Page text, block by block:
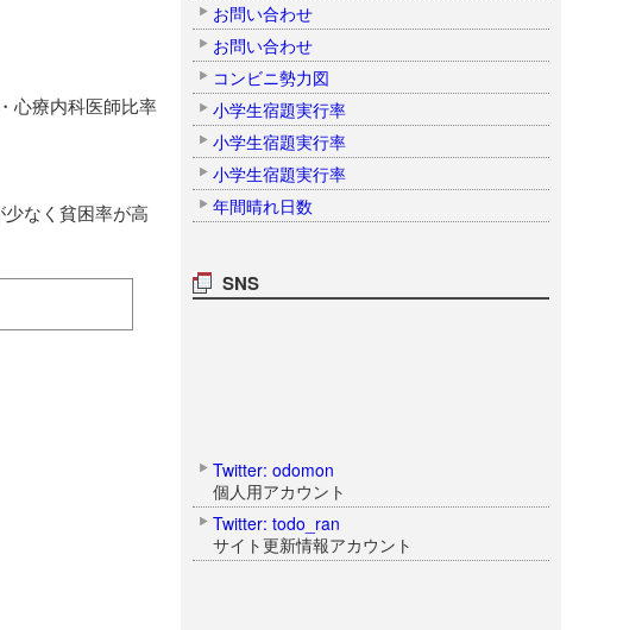
お問い合わせ
お問い合わせ
コンビニ勢力図
小学生宿題実行率
小学生宿題実行率
小学生宿題実行率
年間晴れ日数
SNS
Twitter: odomon
個人用アカウント
Twitter: todo_ran
サイト更新情報アカウント
心療内科医師比率
なく貧困率が高